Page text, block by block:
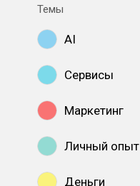
Темы
AI
Сервисы
Маркетинг
Личный опыт
Деньги